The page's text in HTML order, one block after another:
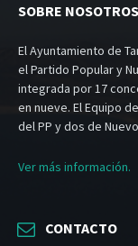
SOBRE NOSOTROS
El Ayuntamiento de
el Partido Popular y
integrada por 17
en nueve. El Equipo
del PP y dos de
Ver más información.
CONTACTO